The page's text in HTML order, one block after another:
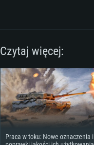
Czytaj więcej:
Praca w toku: Nowe oznaczenia i